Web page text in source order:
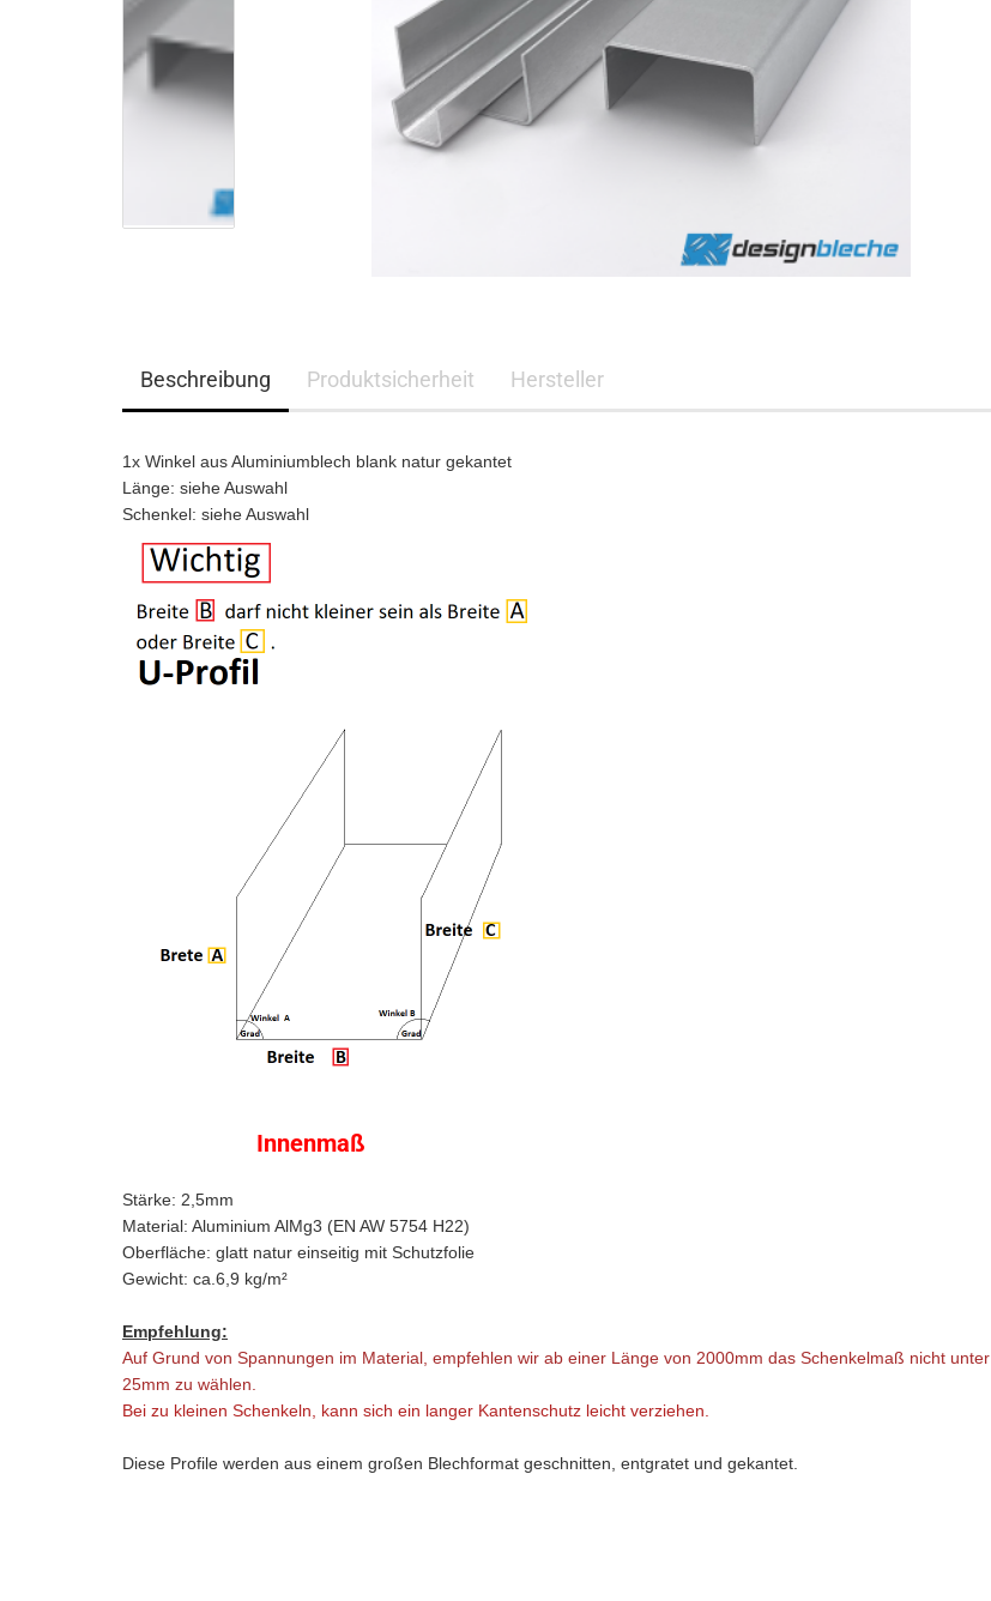
Edelstahl Strukturblech
nasslackiert
Stahlblech verzinkt
Stahl verzinkt Ral
nasslackiert
Stahl verzinkt ohne
Schutzfolie
Edelstahl
Stahl verzinkt glatt RAL
nasslackiert
Stahl verzinkt ohne
Schutzfolie
Beschreibung Produktsicherheit Hersteller
1x Winkel aus Aluminiumblech blank natur gekantet
Länge: siehe Auswahl
Schenkel: siehe Auswahl
Innenmaß
Stärke: 2,5mm
Material: Aluminium AlMg3 (EN AW 5754 H22)
Oberfläche: glatt natur einseitig mit Schutzfolie
Gewicht: ca.6,9 kg/m²
Empfehlung:
Auf Grund von Spannungen im Material, empfehlen wir ab einer Länge von 2000mm das Schenkelmaß nicht unter
25mm zu wählen.
Bei zu kleinen Schenkeln, kann sich ein langer Kantenschutz leicht verziehen.
Diese Profile werden aus einem großen Blechformat geschnitten, entgratet und gekantet.